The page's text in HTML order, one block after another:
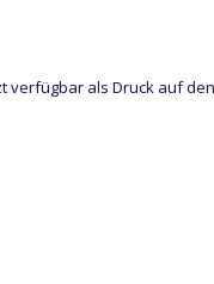
verfügbar als Druck auf